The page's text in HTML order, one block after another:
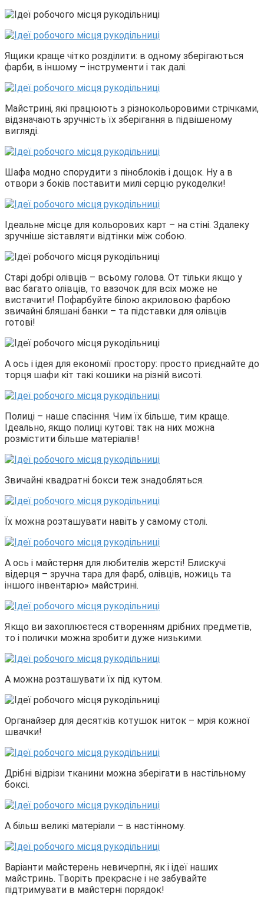
Ящики краще чітко розділити: в одному зберігаються
фарби, в іншому – інструменти і так далі.
Майстрині, які працюють з різнокольоровими стрічками,
відзначають зручність їх зберігання в підвішеному
вигляді.
Шафа модно спорудити з піноблоків і дощок. Ну а в
отвори з боків поставити милі серцю рукоделки!
Ідеальне місце для кольорових карт – на стіні. Здалеку
зручніше зіставляти відтінки між собою.
Старі добрі олівців – всьому голова. От тільки якщо у
вас багато олівців, то вазочок для всіх може не
вистачити! Пофарбуйте білою акриловою фарбою
звичайні бляшані банки – та підставки для олівців
готові!
А ось і ідея для економії простору: просто приєднайте до
торця шафи кіт такі кошики на різній висоті.
Полиці – наше спасіння. Чим їх більше, тим краще.
Ідеально, якщо полиці кутові: так на них можна
розмістити більше матеріалів!
Звичайні квадратні бокси теж знадобляться.
Їх можна розташувати навіть у самому столі.
А ось і майстерня для любителів жерсті! Блискучі
відерця – зручна тара для фарб, олівців, ножиць та
іншого інвентарю» майстрині.
Якщо ви захоплюєтеся створенням дрібних предметів,
то і полички можна зробити дуже низькими.
А можна розташувати їх під кутом.
Органайзер для десятків котушок ниток – мрія кожної
швачки!
Дрібні відрізи тканини можна зберігати в настільному
боксі.
А більш великі матеріали – в настінному.
Варіанти майстерень невичерпні, як і ідеї наших
майстринь. Творіть прекрасне і не забувайте
підтримувати в майстерні порядок!